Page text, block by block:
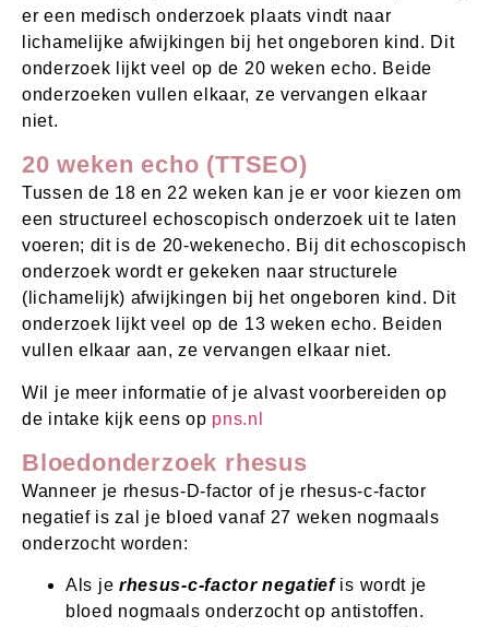
er een medisch onderzoek plaats vindt naar
lichamelijke afwijkingen bij het ongeboren kind. Dit
onderzoek lijkt veel op de 20 weken echo. Beide
onderzoeken vullen elkaar, ze vervangen elkaar
niet.
20 weken echo (TTSEO)
Tussen de 18 en 22 weken kan je er voor kiezen om
een structureel echoscopisch onderzoek uit te laten
voeren; dit is de 20-wekenecho. Bij dit echoscopisch
onderzoek wordt er gekeken naar structurele
(lichamelijk) afwijkingen bij het ongeboren kind. Dit
onderzoek lijkt veel op de 13 weken echo. Beiden
vullen elkaar aan, ze vervangen elkaar niet.
Wil je meer informatie of je alvast voorbereiden op
de intake kijk eens op pns.nl
Bloedonderzoek rhesus
Wanneer je rhesus-D-factor of je rhesus-c-factor
negatief is zal je bloed vanaf 27 weken nogmaals
onderzocht worden:
Als je rhesus-c-factor negatiefis wordt je
bloed nogmaals onderzocht op antistoffen.